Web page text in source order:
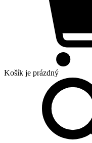
Košík je prázdný